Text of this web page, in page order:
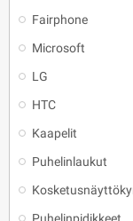
Fairphone
Microsoft
LG
HTC
Kaapelit
Puhelinlaukut